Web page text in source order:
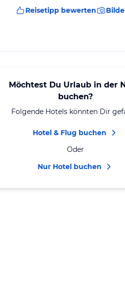
Reisetipp bewerten
Möchtest Du Urlaub in der
buchen?
Folgende Hotels könnten Dir
Hotel & Flug buchen
Oder
Nur Hotel buchen